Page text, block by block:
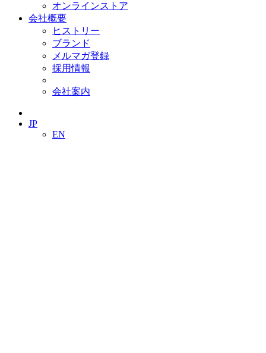
オンラインストア
会社概要
ヒストリー
ブランド
メルマガ登録
採用情報
会社案内
JP
EN